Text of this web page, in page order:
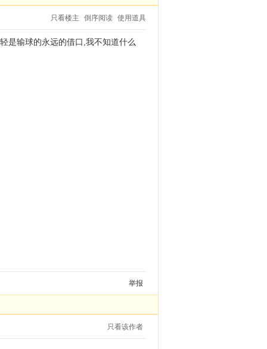
只看楼主 倒序阅读 使用道具
是输球的永远的借口,我不知道什么
举报
只看该作者